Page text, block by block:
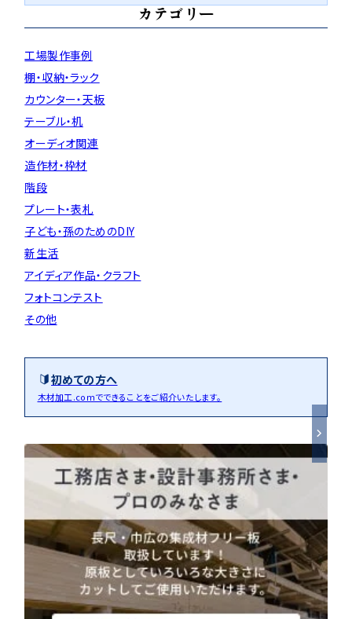
カテゴリー
工場製作事例
棚・収納・ラック
カウンター・天板
テーブル・机
オーディオ関連
造作材・枠材
階段
プレート・表札
子ども・孫のためのDIY
新生活
アイディア作品・クラフト
フォトコンテスト
その他
初めての方へ
木材加工.comでできることをご紹介いたします。